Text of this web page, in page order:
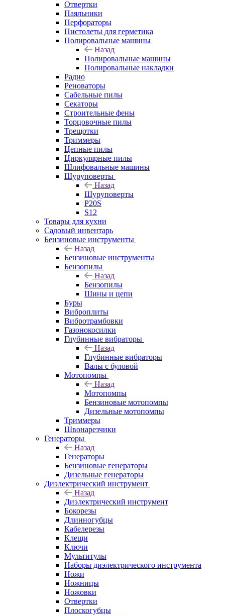
Отвертки
Паяльники
Перфораторы
Пистолеты для герметика
Полировальные машины
Назад
Полировальные машины
Полировальные накладки
Радио
Реноваторы
Сабельные пилы
Секаторы
Строительные фены
Торцовочные пилы
Трещотки
Триммеры
Цепные пилы
Циркулярные пилы
Шлифовальные машины
Шуруповерты
Назад
Шуруповерты
P20S
S12
Товары для кухни
Садовый инвентарь
Бензиновые инструменты
Назад
Бензиновые инструменты
Бензопилы
Назад
Бензопилы
Шины и цепи
Буры
Виброплиты
Вибротрамбовки
Газонокосилки
Глубинные вибраторы
Назад
Глубинные вибраторы
Валы с буловой
Мотопомпы
Назад
Мотопомпы
Бензиновые мотопомпы
Дизельные мотопомпы
Триммеры
Швонарезчики
Генераторы
Назад
Генераторы
Бензиновые генераторы
Дизельные генераторы
Диэлектрический инструмент
Назад
Диэлектрический инструмент
Бокорезы
Длинногубцы
Кабелерезы
Клещи
Ключи
Мультитулы
Наборы диэлектрического инструмента
Ножи
Ножницы
Ножовки
Отвертки
Плоскогубцы